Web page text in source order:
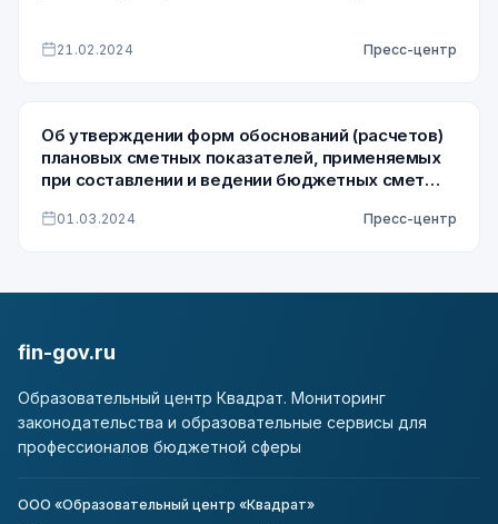
21.02.2024 Пресс-центр
Об утверждении форм обоснований (расчетов)
плановых сметных показателей, применяемых
при составлении и ведении бюджетных смет
01.03.2024 Пресс-центр
fin-gov.ru
Образовательный центр Квадрат. Мониторинг
законодательства и образовательные сервисы для
профессионалов бюджетной сферы
ООО «Образовательный центр «Квадрат»